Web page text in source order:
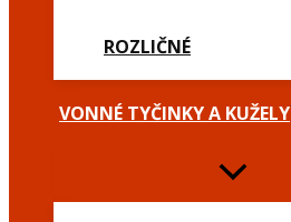
ROZLIČNÉ
VONNÉ TYČINKY A KUŽELY